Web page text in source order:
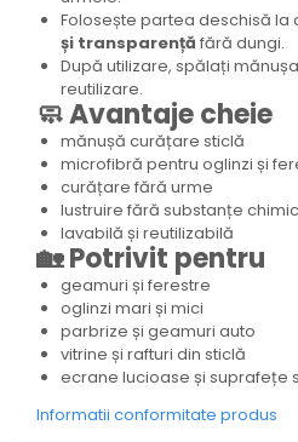
Folosește partea deschisă la
și transparență fără dungi.
După utilizare, spălați
reutilizare.
🧼 Avantaje cheie
mănușă curățare sticlă
microfibră pentru oglinzi și
curățare fără urme
lustruire fără substanțe
lavabilă și reutilizabilă
🏡 Potrivit pentru
geamuri și ferestre
oglinzi mari și mici
parbrize și geamuri auto
vitrine și rafturi din sticlă
ecrane lucioase și suprafețe
Informatii conformitate produs